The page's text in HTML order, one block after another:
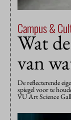
Campus &
Wat
van
De reflecterende
spiegel voor te
VU Art Science